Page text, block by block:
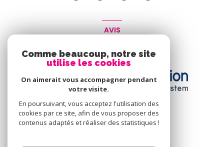
AVIS
CLIENT
Comme beaucoup, notre site
utilise les cookies
On aimerait vous accompagner pendant
votre visite.
En poursuivant, vous acceptez l'utilisation des
cookies par ce site, afin de vous proposer des
contenus adaptés et réaliser des statistiques !